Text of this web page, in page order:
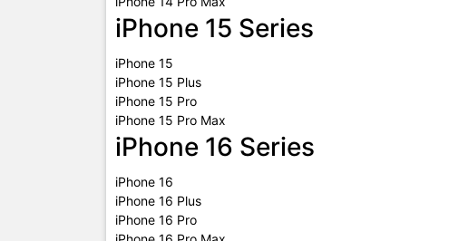
iPhone 15 Series
iPhone 15
iPhone 15 Plus
iPhone 15 Pro
iPhone 15 Pro Max
iPhone 16 Series
iPhone 16
iPhone 16 Plus
iPhone 16 Pro